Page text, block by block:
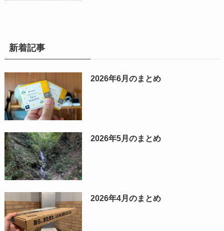
新着記事
2026年6月のまとめ
2026年5月のまとめ
2026年4月のまとめ